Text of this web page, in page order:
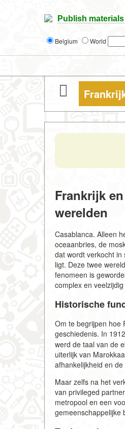
Publish materials
Belgium World
Frankrijk
werelden
Casablanca. Alleen
oceaanbries, de
dat wordt verkocht
ligt. Deze twee
fenomeen is
complex en
Historische
Om te begrijpen hoe
geschiedenis. In
werd de taal van de
uiterlijk van
afhankelijkheid en
Maar zelfs na het
van privileged
metropool en een
gemeenschappelijke